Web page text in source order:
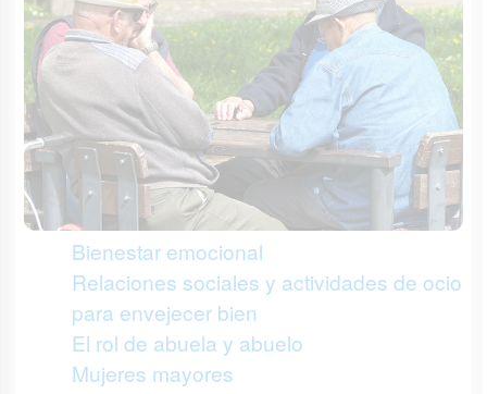
Bienestar emocional
Relaciones sociales y actividades de ocio
para envejecer bien
El rol de abuela y abuelo
Mujeres mayores